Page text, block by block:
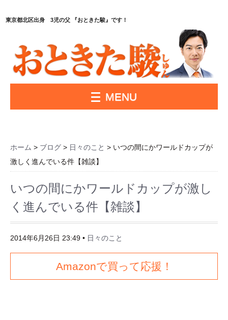
東京都北区出身 3児の父 『おときた駿』です！
MENU
ホーム > ブログ > 日々のこと > いつの間にかワールドカップが
激しく進んでいる件【雑談】
いつの間にかワールドカップが激し
く進んでいる件【雑談】
2014年6月26日 23:49 • 日々のこと
Amazonで買って応援！